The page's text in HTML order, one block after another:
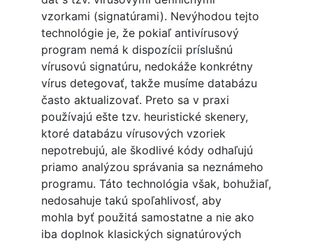
vzorkami (signatúrami). Nevýhodou tejto
technológie je, že pokiaľ antivírusový
program nemá k dispozícii príslušnú
vírusovú signatúru, nedokáže konkrétny
vírus detegovať, takže musíme databázu
často aktualizovať. Preto sa v praxi
používajú ešte tzv. heuristické skenery,
ktoré databázu vírusových vzoriek
nepotrebujú, ale škodlivé kódy odhaľujú
priamo analýzou správania sa neznámeho
programu. Táto technológia však, bohužiaľ,
nedosahuje takú spoľahlivosť, aby
mohla byť použitá samostatne a nie ako
iba doplnok klasických signatúrových